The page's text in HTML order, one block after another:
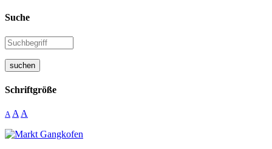
Suche
suchen
Schriftgröße
A A A